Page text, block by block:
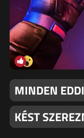
MINDEN
KÉST